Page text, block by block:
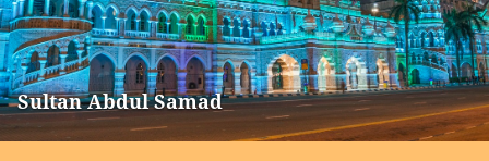
Sultan Abdul Samad